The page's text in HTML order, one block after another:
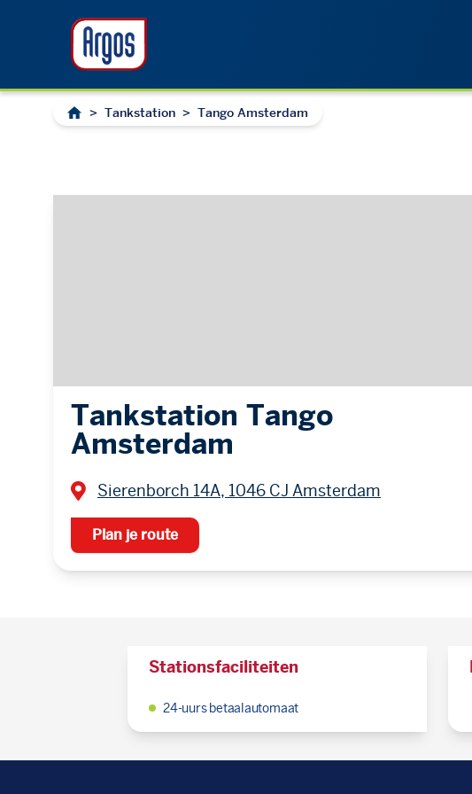
> Tankstation > Tango Amsterdam
Tankstation Tango
Amsterdam
Sierenborch 14A, 1046 CJ Amsterdam
Plan je route
Stationsfaciliteiten
24-uurs betaalautomaat